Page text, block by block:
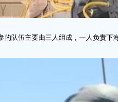
队伍主要由三人组成，一人负责下